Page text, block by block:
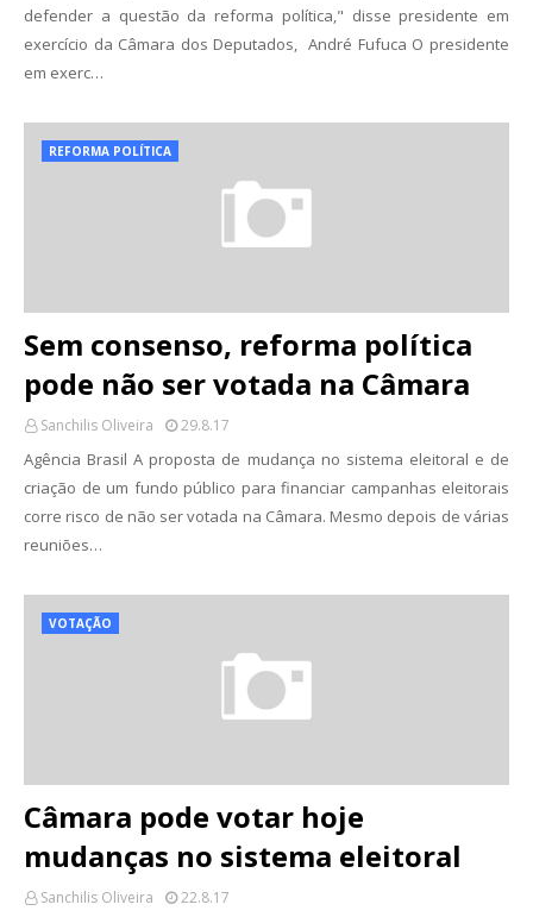
defender a questão da reforma política," disse presidente em
exercício da Câmara dos Deputados, André Fufuca O presidente
em exerc…
REFORMA POLÍTICA
Sem consenso, reforma política
pode não ser votada na Câmara
Sanchilis Oliveira 29.8.17
Agência Brasil A proposta de mudança no sistema eleitoral e de
criação de um fundo público para financiar campanhas eleitorais
corre risco de não ser votada na Câmara. Mesmo depois de várias
reuniões…
VOTAÇÃO
Câmara pode votar hoje
mudanças no sistema eleitoral
Sanchilis Oliveira 22.8.17